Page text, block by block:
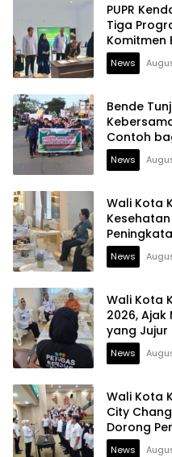
PUPR
Tiga
Komitmen
News
Bende
Contoh
News
Wali Kota
News
Wali Kota
2026,
yang Jujur
News
Wali Kota
City
Dorong
News